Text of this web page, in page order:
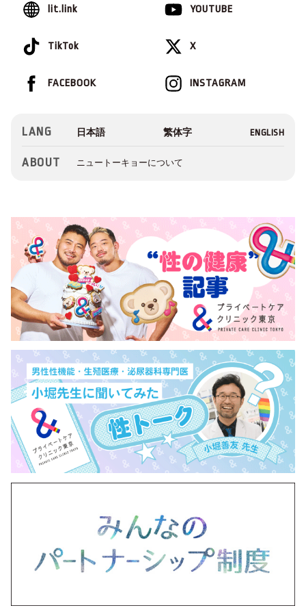
lit.link YOUTUBE
TikTok X
INSTAGRAM
FACEBOOK
LANG
ABOUT ニュートーキョーについて